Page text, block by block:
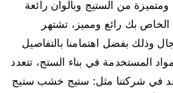
ومتميزة من الستيج وبالوان رائعة
بك رائع ومميز، تشتهر
وذلك بفضل اهتمامنا بالتفاصيل
المستخدمة في بناء الستج، تتعدد
في شركتنا مثل: ستيج خشب ستيج